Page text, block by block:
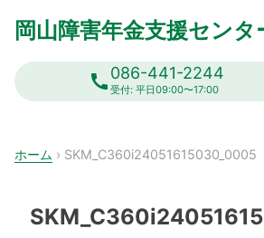
岡山障害年金支援センタ
call086-441-2244
受付: 平日09:00〜17:00
ホーム › SKM_C360i24051615030_0005